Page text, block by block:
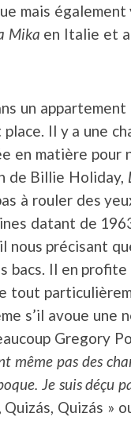
mais
Mika en Italie et
un appartement
Il y a une
matière pour
de Billie Holiday,
à rouler des
datant de
nous précisant
bacs. Il en
tout
s’il avoue
Gregory
même pas des
Je suis déçu
Quizás »